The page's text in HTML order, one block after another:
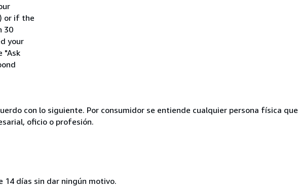
or if the
30
your
"Ask
con lo siguiente. Por consumidor se entiende cualquier persona física que
oficio o profesión.
14 días sin dar ningún motivo.